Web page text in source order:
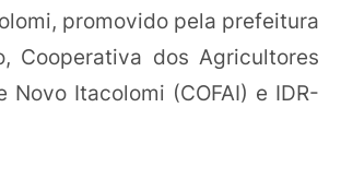
promovido pela prefeitura
Cooperativa dos Agricultores
Novo Itacolomi (COFAI) e IDR-